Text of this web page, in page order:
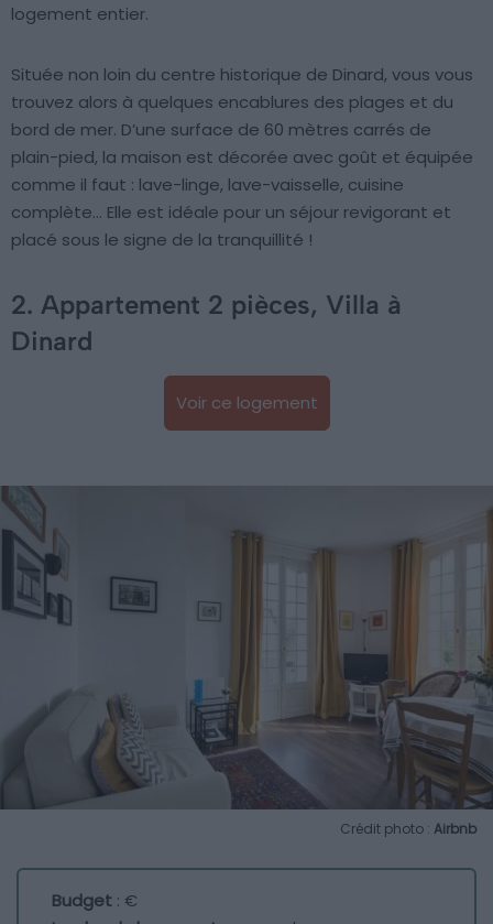
logement entier.
Située non loin du centre historique de Dinard, vous vous
trouvez alors à quelques encablures des plages et du
bord de mer. D’une surface de 60 mètres carrés de
plain-pied, la maison est décorée avec goût et équipée
comme il faut : lave-linge, lave-vaisselle, cuisine
complète… Elle est idéale pour un séjour revigorant et
placé sous le signe de la tranquillité !
2. Appartement 2 pièces, Villa à
Dinard
Voir ce logement
Crédit photo : Airbnb
Budget : €